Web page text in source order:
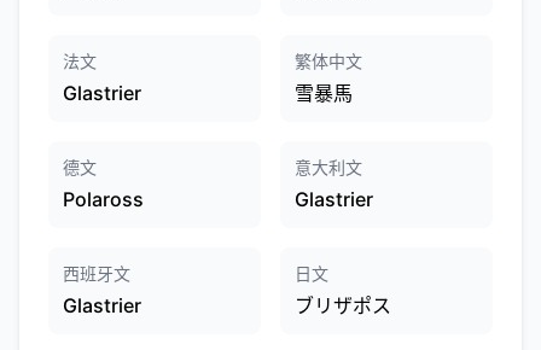
法文
Glastrier
繁体中文
雪暴馬
德文
Polaross
意大利文
Glastrier
西班牙文
Glastrier
日文
ブリザポス